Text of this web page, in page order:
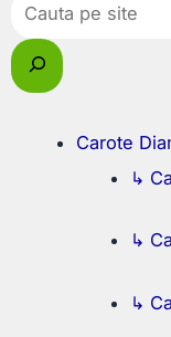
Caută
Carote
↳
↳
↳